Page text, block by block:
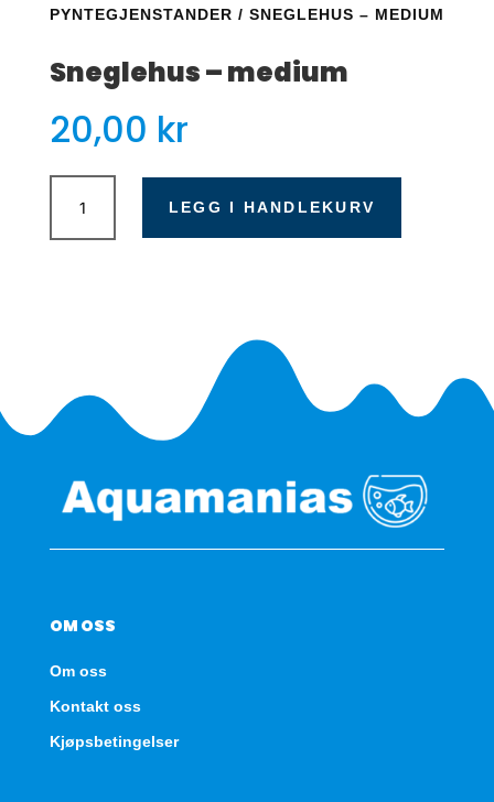
PYNTEGJENSTANDER / SNEGLEHUS – MEDIUM
Sneglehus – medium
20,00 kr
Sneglehus
medium
LEGG I HANDLEKURV
OM OSS
Om oss
Kontakt oss
Kjøpsbetingelser